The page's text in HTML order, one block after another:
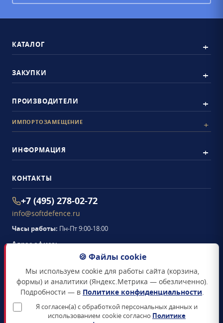
КАТАЛОГ
ЗАКУПКИ
ПРОИЗВОДИТЕЛИ
ИМПОРТОЗАМЕЩЕНИЕ
ИНФОРМАЦИЯ
КОНТАКТЫ
+7 (495) 278-02-72
info@softdefence.ru
Часы работы: Пн-Пт 9:00-18:00
Адрес офиса:
Схема проезда →
ЗАКАЗАТЬ ЗВОНОК
🍪 Файлы cookie
Мы используем cookie для работы сайта (корзина,
формы) и аналитики (Яндекс.Метрика — обезличенно).
Подробности — в Политике конфиденциальности.
Я согласен(а) с обработкой персональных данных и
использованием cookie согласно Политике